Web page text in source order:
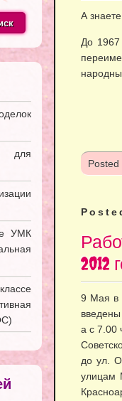
А
До
2012
9 Мая в
а с 7.00
до ул.
улицам
для
УМК